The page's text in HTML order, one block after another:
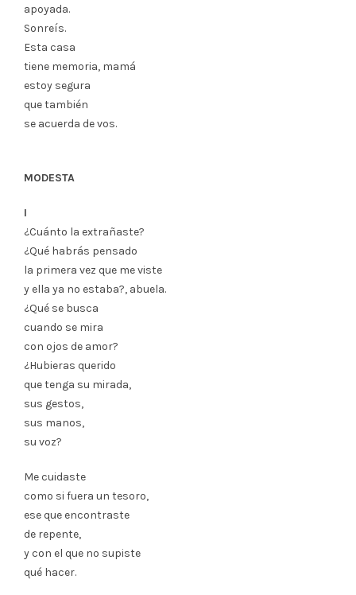
apoyada.
Sonreís.
Esta casa
tiene memoria, mamá
estoy segura
que también
se acuerda de vos.
MODESTA
I
¿Cuánto la extrañaste?
¿Qué habrás pensado
la primera vez que me viste
y ella ya no estaba?, abuela.
¿Qué se busca
cuando se mira
con ojos de amor?
¿Hubieras querido
que tenga su mirada,
sus gestos,
sus manos,
su voz?
Me cuidaste
como si fuera un tesoro,
ese que encontraste
de repente,
y con el que no supiste
qué hacer.